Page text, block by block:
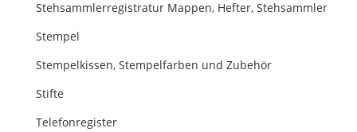
Stehsammlerregistratur Mappen, Hefter, Stehsammler
Stempel
Stempelkissen, Stempelfarben und Zubehör
Stifte
Telefonregister